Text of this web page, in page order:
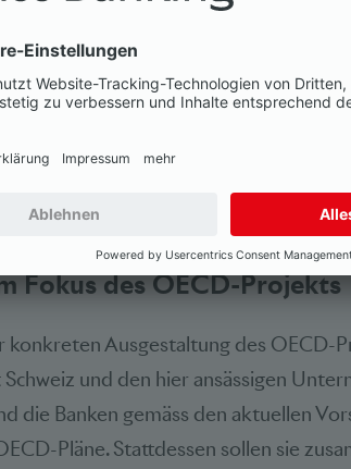
oder des effektiven Grads der
einem späteren Zeitpunkt politisch
dass die beiden Säulen am G20-
Dieser Zeitplan ist äusserst
sondern insbesondere auch,
Teil noch fundamental
Fokus des OECD-Projekts
konkreten Ausgestaltung des OECD-
und den hier ansässigen
die Banken gemäss den aktuellen
Pläne. Stattdessen sollen sie